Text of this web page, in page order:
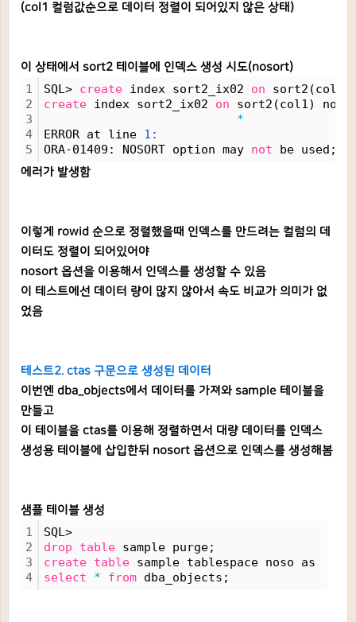
(col1 컬럼값순으로 데이터 정렬이 되어있지 않은 상태)
이 상태에서 sort2 테이블에 인덱스 생성 시도(nosort)
1
2
3
4
5
SQL> create index sort2_ix02 on
create index sort2_ix02 on sort2(col1)
*
ERROR at line 1:
ORA-01409: NOSORT option may not be used;
에러가 발생함
이렇게 rowid 순으로 정렬했을때 인덱스를 만드려는 컬럼의 데
이터도 정렬이 되어있어야
nosort 옵션을 이용해서 인덱스를 생성할 수 있음
이 테스트에선 데이터 량이 많지 않아서 속도 비교가 의미가 없
었음
테스트2. ctas 구문으로 생성된 데이터
이번엔 dba_objects에서 데이터를 가져와 sample 테이블을
만들고
이 테이블을 ctas를 이용해 정렬하면서 대량 데이터를 인덱스
생성용 테이블에 삽입한뒤 nosort 옵션으로 인덱스를 생성해봄
샘플 테이블 생성
1
2
3
4
SQL>
drop
table sample purge;
create table sample tablespace noso as
select
* from dba_objects;